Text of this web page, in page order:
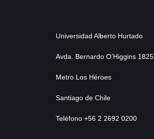
Universidad Alberto Hurtado
Avda. Bernardo O’Higgins 1825
Metro Los Héroes
Santiago de Chile
Teléfono +56 2 2692 0200